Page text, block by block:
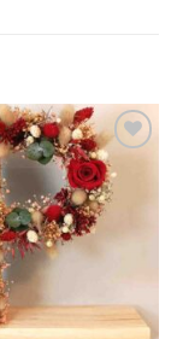
Añadir
a la
lista de
deseos